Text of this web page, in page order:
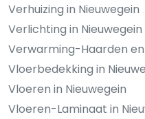
Verhuizing in Nieuwegein
Verlichting in Nieuwegein
Verwarming-Haarden
Vloerbedekking in
Vloeren in Nieuwegein
Vloeren-Laminaat in